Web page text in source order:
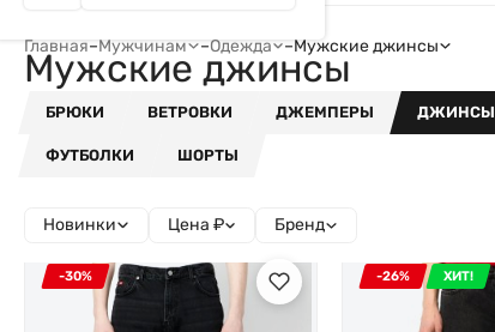
Главная–Мужчинам –Одежда –Мужские джинсы
Мужские джинсы
БРЮКИ ВЕТРОВКИ ДЖЕМПЕРЫ ДЖИНСЫ
ФУТБОЛКИ ШОРТЫ
Новинки Цена ₽ Бренд
-30% -26% ХИТ!